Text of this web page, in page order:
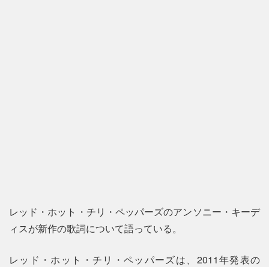
レッド・ホット・チリ・ペッパーズのアンソニー・キーデ
ィスが新作の歌詞について語っている。
レッド・ホット・チリ・ペッパーズは、2011年発表の